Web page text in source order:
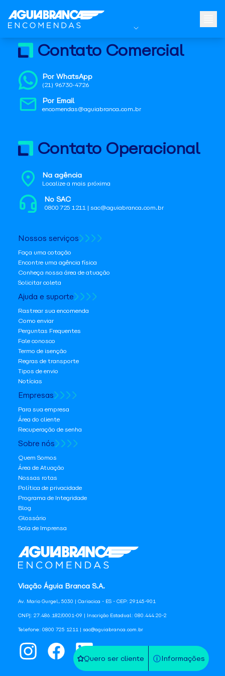
Quero ser cliente Informações
Viação Águia Branca S.A.
Av. Mario Gurgel, 5030 | Cariacica - ES - CEP: 29145-901
CNPJ: 27.486.182/0001-09 | Inscrição Estadual: 080.444.20-2
Telefone: 0800 725 1211 | sac@aguiabranca.com.br
Contato Comercial
Por WhatsApp
(21) 96730-4726
Por Email
encomendas@aguiabranca.com.br
Contato Operacional
Na agência
Localize a mais próxima
No SAC
0800 725 1211 | sac@aguiabranca.com.br
Nossos serviços
Faça uma cotação
Encontre uma agência física
Conheça nossa área de atuação
Solicitar coleta
Ajuda e suporte
Rastrear sua encomenda
Como enviar
Perguntas Frequentes
Fale conosco
Termo de isenção
Regras de transporte
Tipos de envio
Notícias
Empresas
Para sua empresa
Área do cliente
Recuperação de senha
Sobre nós
Quem Somos
Área de Atuação
Nossas rotas
Política de privacidade
Programa de Integridade
Blog
Glossário
Sala de Imprensa